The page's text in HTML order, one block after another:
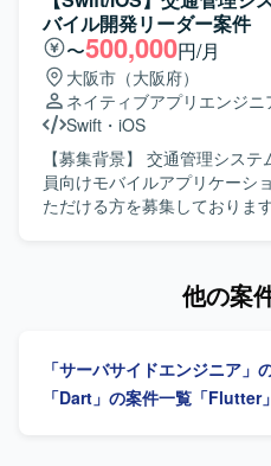
発・保守に関わることができ
検証、障害調査など、サービ
ることで、バックエンドエン
に積むことができます。 【開発環境】 Django/Pythonを用
いたバックエンド開発を中心
Webアプリケーションの保守
利用したデータベースアク
を行う環境です。
用しながら、主体的に開発を推
める人物像】 モバイルアプリ
持ち、自ら学びながら新しい
方を求めております。関係者
切にし、お客様との対話を通
を進められる方が望ましいです。 【ポジションの魅力
バイルアプリとWebアプリ
開発経験を積むことができま
ディングなど新しい開発スタ
Node.js）、クラウド環境（
バイル開発リーダー案件
〜500,000円/月
大阪市（大阪府）
ネイティブアプリエンジニ
Swift ・ iOS
【募集背景】 交通管理シス
員向けモバイルアプリケーシ
ただける方を募集しております。 【作業内容】 現場巡
応などを実施していただきま
報登録、交通状況入力、写真
想定しております。 【求める人物像】 モバイルアプリ開発
他の案
「サーバサイドエンジニア」
「Dart」の案件一覧 「Flutter